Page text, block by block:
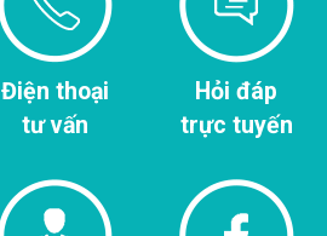
Điện thoại
tư vấn
Hỏi đáp
trực tuyến